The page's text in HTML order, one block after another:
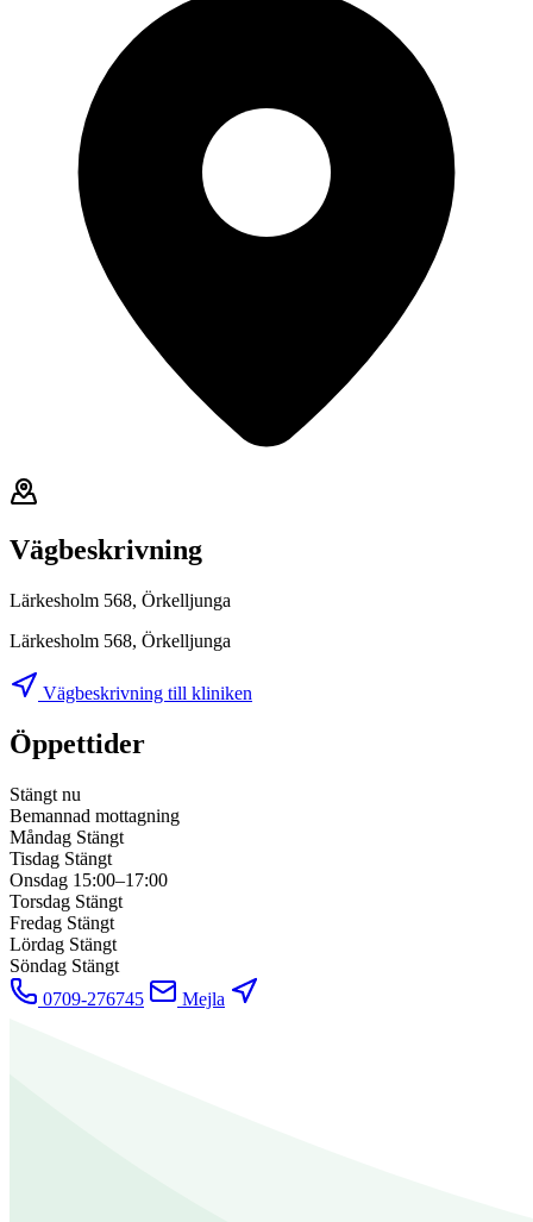
Vägbeskrivning
Lärkesholm 568, Örkelljunga
Lärkesholm 568, Örkelljunga
Vägbeskrivning till kliniken
Öppettider
Stängt nu
Bemannad mottagning
Måndag Stängt
Tisdag Stängt
Onsdag 15:00–17:00
Torsdag Stängt
Fredag Stängt
Lördag Stängt
Söndag Stängt
0709-276745
Mejla